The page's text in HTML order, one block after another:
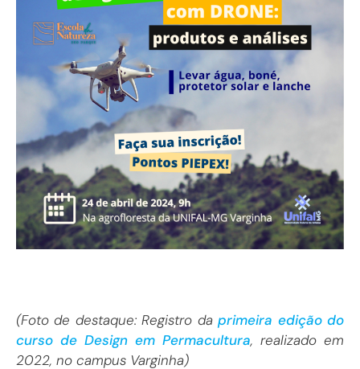
(Foto de destaque: Registro daprimeira edição do
curso de Design em Permacultura, realizado em
2022, no campus Varginha)